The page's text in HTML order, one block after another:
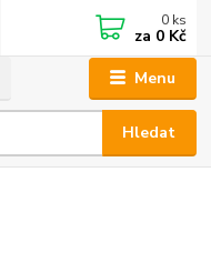
Menu
Hledat
0 ks
za 0 Kč